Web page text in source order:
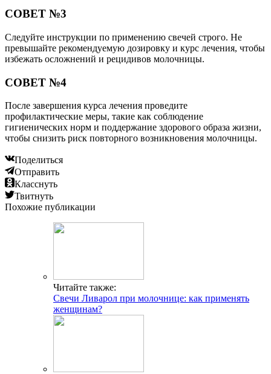
СОВЕТ №3
Следуйте инструкции по применению свечей строго. Не
превышайте рекомендуемую дозировку и курс лечения, чтобы
избежать осложнений и рецидивов молочницы.
СОВЕТ №4
После завершения курса лечения проведите
профилактические меры, такие как соблюдение
гигиенических норм и поддержание здорового образа жизни,
чтобы снизить риск повторного возникновения молочницы.
Поделиться
Отправить
Класснуть
Твитнуть
Похожие публикации
Читайте также:
Свечи Ливарол при молочнице: как применять
женщинам?